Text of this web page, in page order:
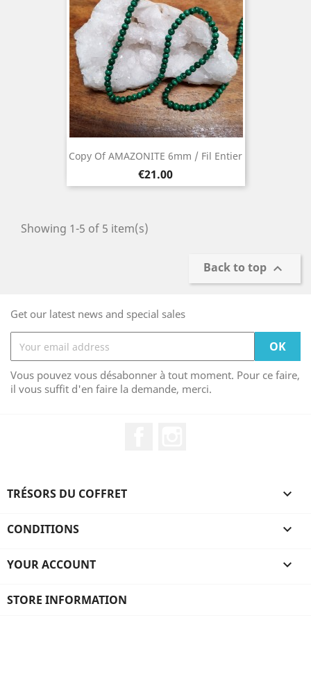
Copy Of AMAZONITE 6mm / Fil Entier
Price
€21.00
Showing 1-5 of 5 item(s)
Back to top 
Get our latest news and special sales
Vous pouvez vous désabonner à tout moment. Pour ce faire,
il vous suffit d'en faire la demande, merci.
TRÉSORS DU COFFRET 
CONDITIONS 
YOUR ACCOUNT 
STORE INFORMATION